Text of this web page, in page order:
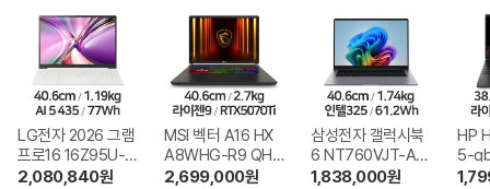
LG전자 2026 그램
프로16 16Z95U-G
S5WK
2,080,840원
MSI 벡터 A16 HX
A8WHG-R9 QHD
+
2,699,000원
삼성전자 갤럭시북
6 NT760VJT-A51
A
1,838,000원
HP
5-